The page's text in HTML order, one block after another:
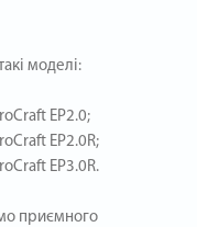
моделі:
EP2.0;
EP2.0R;
EP3.0R.
приємного